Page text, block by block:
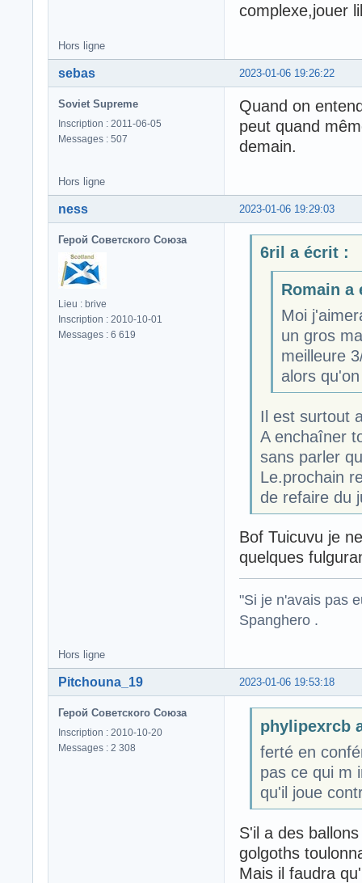
complexe,jouer
Hors ligne
2023-01-06 19:26:22
sebas
Soviet Supreme
Inscription : 2011-06-05
Messages : 507
Quand on
peut quand
demain.
Hors ligne
2023-01-06 19:29:03
ness
Герой Советского Союза
Lieu : brive
Inscription : 2010-10-01
Messages : 6 619
6ril a écrit :
Romain a
Moi
un gros
meilleure
alors
Il est surtout
A enchaîner
sans parler
Le.prochain
de refaire du
Bof Tuicuvu je
quelques
"Si je n'avais pas
Spanghero .
Hors ligne
2023-01-06 19:53:18
Pitchouna_19
Герой Советского Союза
Inscription : 2010-10-20
Messages : 2 308
phylipexrcb
ferté en
pas ce qui m
qu'il joue
S'il a des
golgoths
Mais il faudra